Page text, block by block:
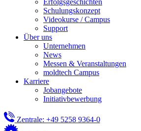
Erfolgsgeschichten
Schulungskonzept
Videokurse / Campus
Support
Über uns
Unternehmen
News
Messen & Veranstaltungen
moldtech Campus
Karriere
Jobangebote
Initiativbewerbung
Zentrale: +49 5258 9364-0